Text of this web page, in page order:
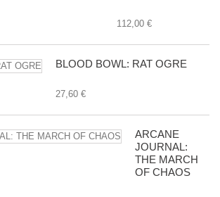
112,00 €
BLOOD BOWL: RAT OGRE
27,60 €
ARCANE
JOURNAL:
THE MARCH
OF CHAOS